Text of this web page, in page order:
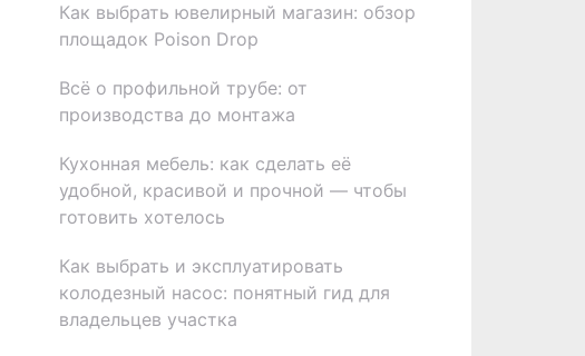
Как выбрать ювелирный магазин: обзор
площадок Poison Drop
Всё о профильной трубе: от
производства до монтажа
Кухонная мебель: как сделать её
удобной, красивой и прочной — чтобы
готовить хотелось
Как выбрать и эксплуатировать
колодезный насос: понятный гид для
владельцев участка